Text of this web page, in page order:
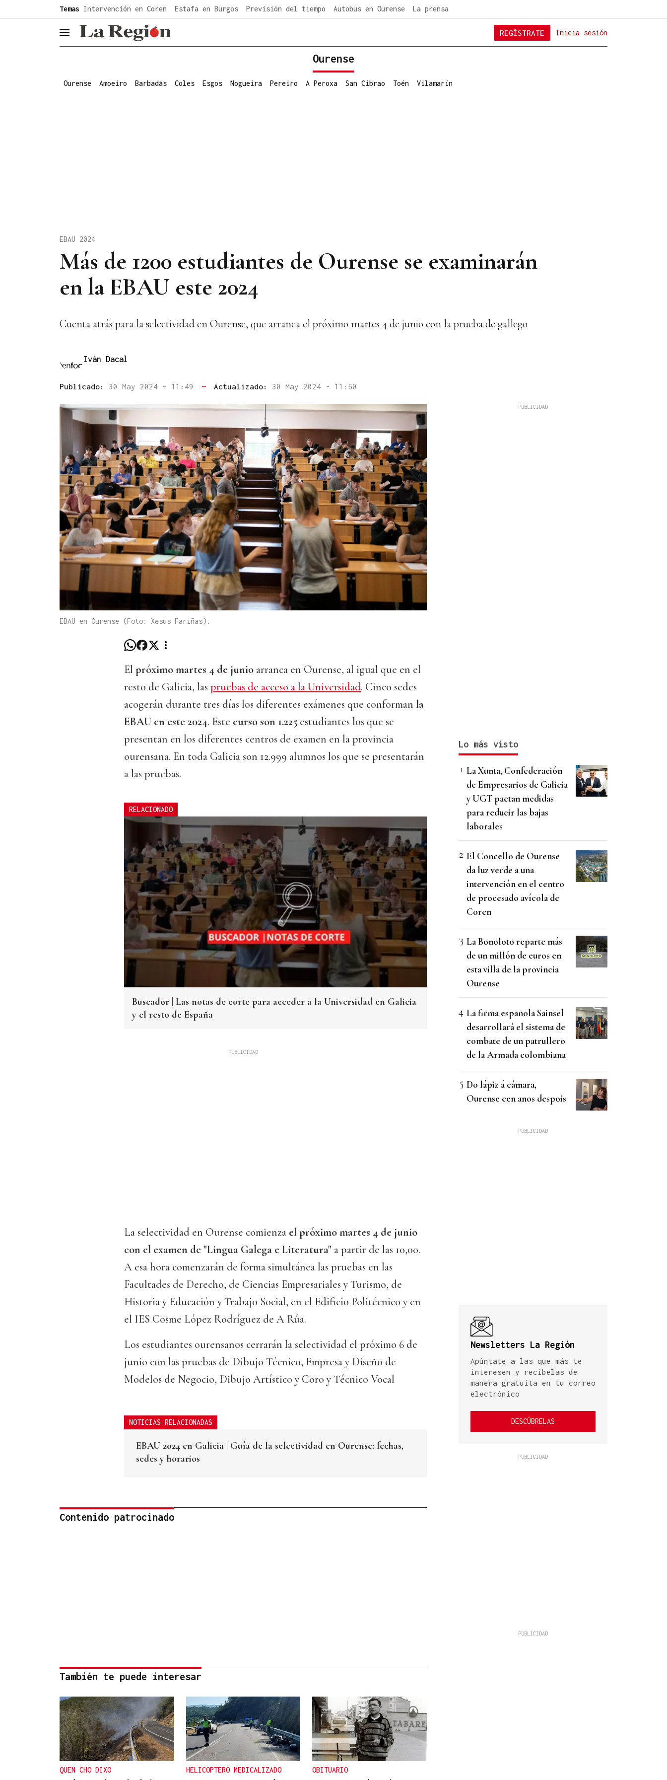
Temas Intervención en Coren Estafa en Burgos Previsión del tiempo Autobus en Ourense La prensa
header.menu.open Inicia sesión
REGÍSTRATE
Ourense
Ourense Amoeiro Barbadás Coles Esgos Nogueira Pereiro A Peroxa San Cibrao Toén Vilamarín
Más de 1200 estudiantes de Ourense se examinarán
en la EBAU este 2024
EBAU 2024
Cuenta atrás para la selectividad en Ourense, que arranca el próximo martes 4 de junio con la prueba de gallego
Iván Dacal
Publicado: 30 May 2024 - 11:49 — Actualizado: 30 May 2024 - 11:50
EBAU en Ourense (Foto: Xesús Fariñas).
El próximo martes 4 de junio arranca en Ourense, al igual que en el
resto de Galicia, las pruebas de acceso a la Universidad. Cinco sedes
acogerán durante tres días los diferentes exámenes que conforman la
EBAU en este 2024. Este curso son 1.225 estudiantes los que se
presentan en los diferentes centros de examen en la provincia
ourensana. En toda Galicia son 12.999 alumnos los que se presentarán
a las pruebas.
RELACIONADO
Buscador | Las notas de corte para acceder a la Universidad en Galicia
y el resto de España
La selectividad en Ourense comienza el próximo martes 4 de junio
con el examen de "Lingua Galega e Literatura" a partir de las 10,00.
A esa hora comenzarán de forma simultánea las pruebas en las
Facultades de Derecho, de Ciencias Empresariales y Turismo, de
Historia y Educación y Trabajo Social, en el Edificio Politécnico y en
el IES Cosme López Rodríguez de A Rúa.
Los estudiantes ourensanos cerrarán la selectividad el próximo 6 de
junio con las pruebas de Dibujo Técnico, Empresa y Diseño de
Modelos de Negocio, Dibujo Artístico y Coro y Técnico Vocal
NOTICIAS RELACIONADAS
EBAU 2024 en Galicia | Guía de la selectividad en Ourense: fechas,
sedes y horarios
Contenido patrocinado
También te puede interesar
QUEN CHO DIXO HELICOPTERO MEDICALIZADO OBITUARIO
Lo más visto
La Xunta, Confederación
de Empresarios de Galicia
y UGT pactan medidas
para reducir las bajas
laborales
El Concello de Ourense
da luz verde a una
intervención en el centro
de procesado avícola de
Coren
La Bonoloto reparte más
de un millón de euros en
esta villa de la provincia
Ourense
La firma española Sainsel
desarrollará el sistema de
combate de un patrullero
de la Armada colombiana
Do lápiz á cámara,
Ourense cen anos despois
Newsletters La Región
Apúntate a las que más te
interesen y recíbelas de
manera gratuita en tu correo
electrónico
DESCÚBRELAS